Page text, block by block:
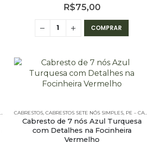
R$75,00
COMPRAR
,PE – CABRESTOS - 7 NÓS SIMPLES
CABRESTOS, CABRESTOS SETE NÓS SIMPLES, PE – CABRESTOS
Cabresto de 7 nós Azul Turquesa
com Detalhes na Focinheira
Vermelho